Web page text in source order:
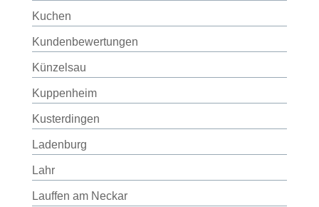
Kuchen
Kundenbewertungen
Künzelsau
Kuppenheim
Kusterdingen
Ladenburg
Lahr
Lauffen am Neckar